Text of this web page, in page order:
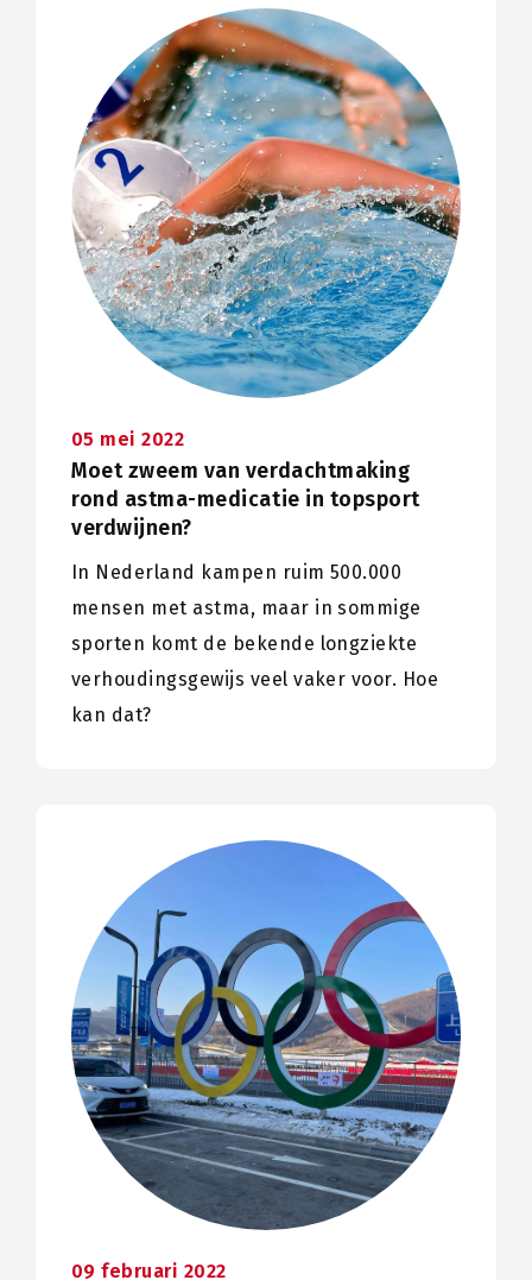
05 mei 2022
Moet zweem van verdachtmaking
rond astma-medicatie in topsport
verdwijnen?
In Nederland kampen ruim 500.000
mensen met astma, maar in sommige
sporten komt de bekende longziekte
verhoudingsgewijs veel vaker voor. Hoe
kan dat?
09 februari 2022